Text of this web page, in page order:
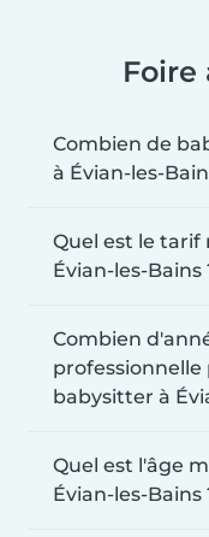
Foire
Combien de
à Évian-les-
Quel est le tarif
Évian-les-Bains
Combien
professionnelle
babysitter à
Quel est l'âge
Évian-les-Bains